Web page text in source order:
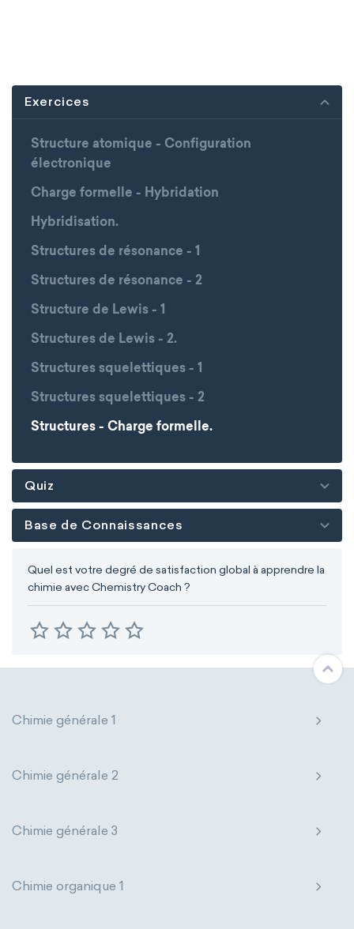
Exercices
Structure atomique - Configuration
électronique
Charge formelle - Hybridation
Hybridisation.
Structures de résonance - 1
Structures de résonance - 2
Structure de Lewis - 1
Structures de Lewis - 2.
Structures squelettiques - 1
Structures squelettiques - 2
Structures - Charge formelle.
Quiz
Base de Connaissances
Quel est votre degré de satisfaction global à apprendre la
chimie avec Chemistry Coach ?
Chimie générale 1
Chimie générale 2
Chimie générale 3
Chimie organique 1